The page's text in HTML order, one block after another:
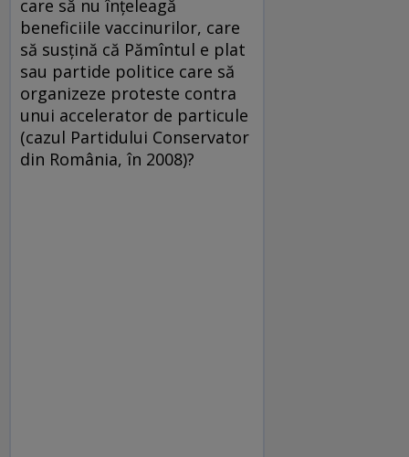
care să nu înțeleagă
beneficiile vaccinurilor, care
să susțină că Pămîntul e plat
sau partide politice care să
organizeze proteste contra
unui accelerator de particule
(cazul Partidului Conservator
din România, în 2008)?